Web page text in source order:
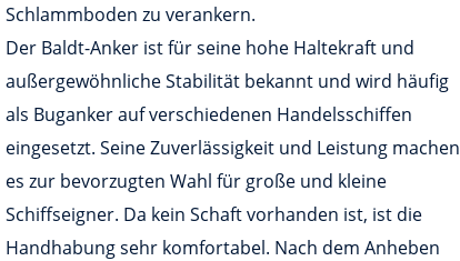
Schlammboden zu verankern.
Der Baldt-Anker ist für seine hohe Haltekraft und
außergewöhnliche Stabilität bekannt und wird häufig
als Buganker auf verschiedenen Handelsschiffen
eingesetzt. Seine Zuverlässigkeit und Leistung machen
es zur bevorzugten Wahl für große und kleine
Schiffseigner. Da kein Schaft vorhanden ist, ist die
Handhabung sehr komfortabel. Nach dem Anheben